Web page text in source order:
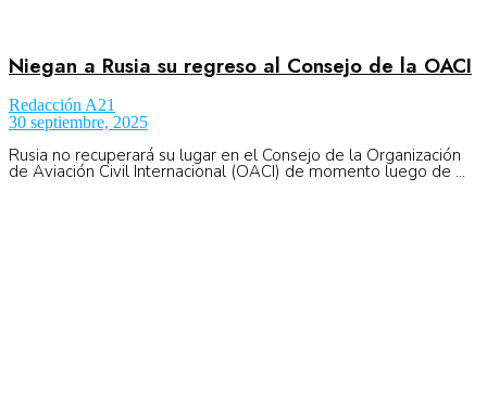
Niegan a Rusia su regreso al Consejo de la OACI
Redacción A21
30 septiembre, 2025
Rusia no recuperará su lugar en el Consejo de la Organización
de Aviación Civil Internacional (OACI) de momento luego de ...